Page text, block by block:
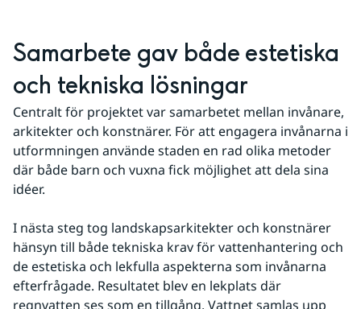
Samarbete gav både estetiska
och tekniska lösningar
Centralt för projektet var samarbetet mellan invånare,
arkitekter och konstnärer. För att engagera invånarna i
utformningen använde staden en rad olika metoder
där både barn och vuxna fick möjlighet att dela sina
idéer.
I nästa steg tog landskapsarkitekter och konstnärer
hänsyn till både tekniska krav för vattenhantering och
de estetiska och lekfulla aspekterna som invånarna
efterfrågade. Resultatet blev en lekplats där
regnvatten ses som en tillgång. Vattnet samlas upp